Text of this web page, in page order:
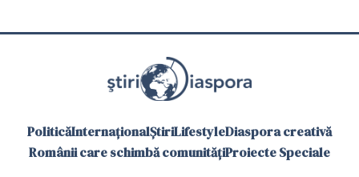
PoliticăInternaționalȘtiriLifestyleDiaspora creativă
Românii care schimbă comunitățiProiecte Speciale